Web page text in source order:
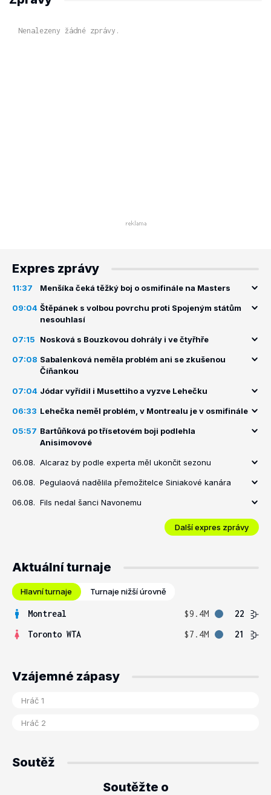
Nenalezeny žádné zprávy.
Expres zprávy
11:37 Menšíka čeká těžký boj o osmifinále na Masters
09:04 Štěpánek s volbou povrchu proti Spojeným státům
nesouhlasí
07:15 Nosková s Bouzkovou dohrály i ve čtyřhře
07:08 Sabalenková neměla problém ani se zkušenou
Číňankou
07:04 Jódar vyřídil i Musettiho a vyzve Lehečku
06:33 Lehečka neměl problém, v Montrealu je v osmifinále
05:57 Bartůňková po třísetovém boji podlehla
Anisimovové
06.08. Alcaraz by podle experta měl ukončit sezonu
06.08. Pegulaová nadělila přemožitelce Siniakové kanára
06.08. Fils nedal šanci Navonemu
Další expres zprávy
Aktuální turnaje
Hlavní turnaje Turnaje nižší úrovně
Montreal $9.4M
22
Toronto WTA
$7.4M 21
Vzájemné zápasy
Soutěž
Soutěžte o